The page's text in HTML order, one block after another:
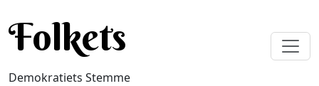
Folkets
Demokratiets Stemme